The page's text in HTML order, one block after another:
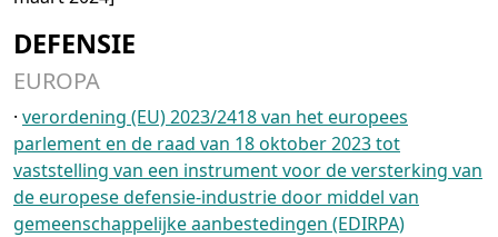
DEFENSIE
EUROPA
· verordening (EU) 2023/2418 van het europees
parlement en de raad van 18 oktober 2023 tot
vaststelling van een instrument voor de versterking van
de europese defensie-industrie door middel van
gemeenschappelijke aanbestedingen (EDIRPA)